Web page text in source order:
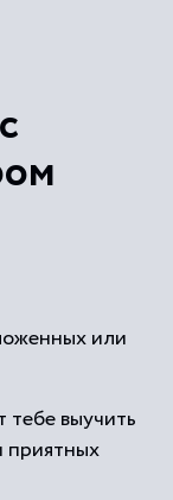
или
выучить